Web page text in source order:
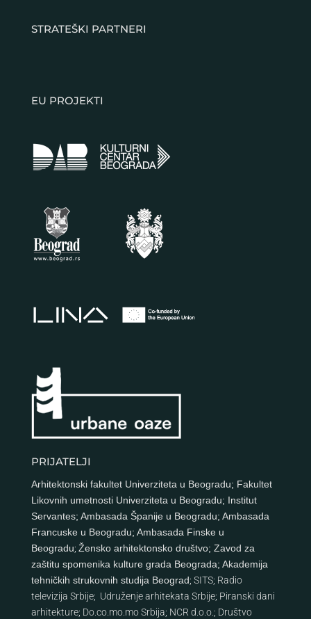
STRATEŠKI PARTNERI
EU PROJEKTI
PRIJATELJI
Arhitektonski fakultet Univerziteta u Beogradu; Fakultet
Likovnih umetnosti Univerziteta u Beogradu; Institut
Servantes; Ambasada Španije u Beogradu; Ambasada
Francuske u Beogradu; Ambasada Finske u
Beogradu; Žensko arhitektonsko društvo; Zavod za
zaštitu spomenika kulture grada Beograda; Akademija
tehničkih strukovnih studija Beograd; SITS; Radio
televizija Srbije; Udruženje arhitekata Srbije; Piranski dani
arhitekture; Do.co.mo.mo Srbija; NCR d.o.o.; Društvo